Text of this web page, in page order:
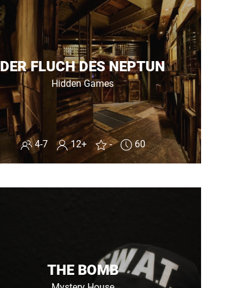
DER FLUCH DES NEPTUN
Hidden Games
4-7 12+ - 60
THE BOMB